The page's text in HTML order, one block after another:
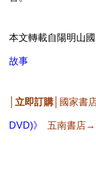
本文轉載自陽明山
故事
│立即訂購│ 國家書
DVD)》 五南書店→